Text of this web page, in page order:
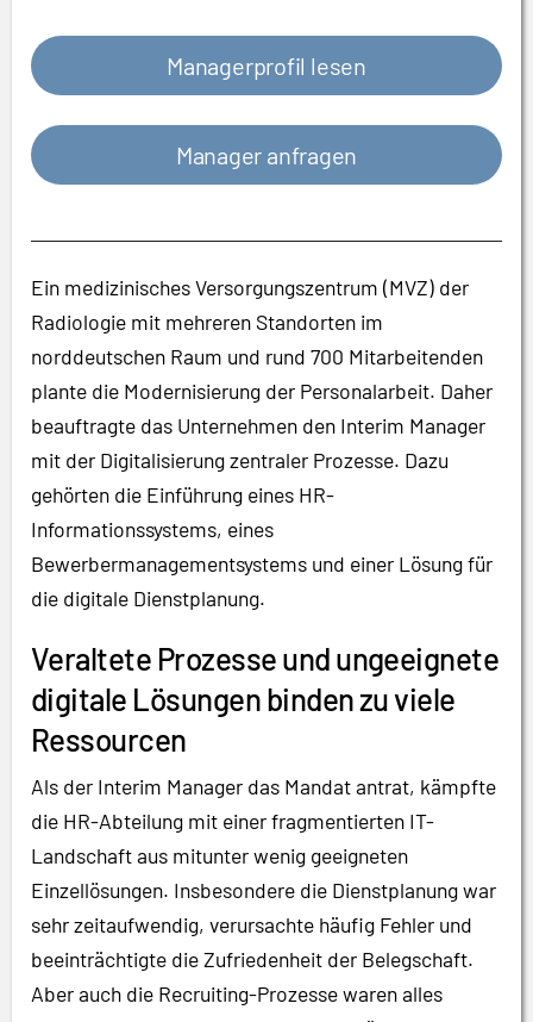
Managerprofil lesen
Manager anfragen
Ein medizinisches Versorgungszentrum (MVZ) der
Radiologie mit mehreren Standorten im
norddeutschen Raum und rund 700 Mitarbeitenden
plante die Modernisierung der Personalarbeit. Daher
beauftragte das Unternehmen den Interim Manager
mit der Digitalisierung zentraler Prozesse. Dazu
gehörten die Einführung eines HR-
Informationssystems, eines
Bewerbermanagementsystems und einer Lösung für
die digitale Dienstplanung.
Veraltete Prozesse und ungeeignete
digitale Lösungen binden zu viele
Ressourcen
Als der Interim Manager das Mandat antrat, kämpfte
die HR-Abteilung mit einer fragmentierten IT-
Landschaft aus mitunter wenig geeigneten
Einzellösungen. Insbesondere die Dienstplanung war
sehr zeitaufwendig, verursachte häufig Fehler und
beeinträchtigte die Zufriedenheit der Belegschaft.
Aber auch die Recruiting-Prozesse waren alles